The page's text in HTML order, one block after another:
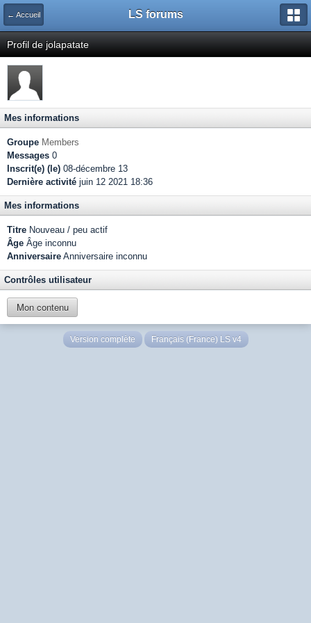
← Accueil LS forums
Profil de jolapatate
Mes informations
Groupe Members
Messages 0
Inscrit(e) (le) 08-décembre 13
Dernière activité juin 12 2021 18:36
Mes informations
Titre Nouveau / peu actif
Âge Âge inconnu
Anniversaire Anniversaire inconnu
Contrôles utilisateur
Mon contenu
Version complète Français (France) LS v4